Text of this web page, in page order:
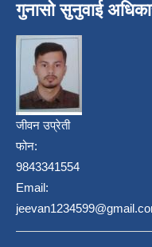
गुनासो सुनुवाई
जीवन उप्रेती
फोन:
9843341554
Email: